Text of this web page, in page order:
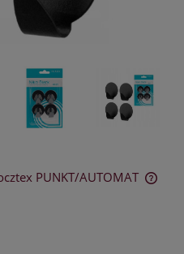
PUNKT/AUTOMAT
płatności